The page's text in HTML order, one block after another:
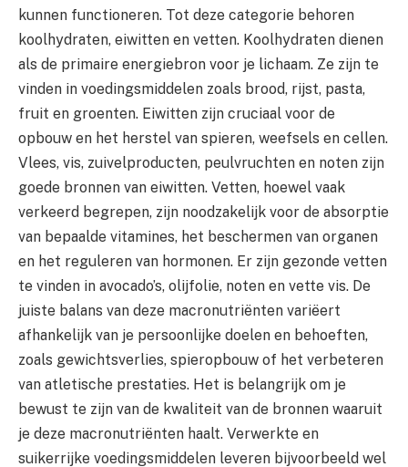
kunnen functioneren. Tot deze categorie behoren
koolhydraten, eiwitten en vetten. Koolhydraten dienen
als de primaire energiebron voor je lichaam. Ze zijn te
vinden in voedingsmiddelen zoals brood, rijst, pasta,
fruit en groenten. Eiwitten zijn cruciaal voor de
opbouw en het herstel van spieren, weefsels en cellen.
Vlees, vis, zuivelproducten, peulvruchten en noten zijn
goede bronnen van eiwitten. Vetten, hoewel vaak
verkeerd begrepen, zijn noodzakelijk voor de absorptie
van bepaalde vitamines, het beschermen van organen
en het reguleren van hormonen. Er zijn gezonde vetten
te vinden in avocado’s, olijfolie, noten en vette vis. De
juiste balans van deze macronutriënten variëert
afhankelijk van je persoonlijke doelen en behoeften,
zoals gewichtsverlies, spieropbouw of het verbeteren
van atletische prestaties. Het is belangrijk om je
bewust te zijn van de kwaliteit van de bronnen waaruit
je deze macronutriënten haalt. Verwerkte en
suikerrijke voedingsmiddelen leveren bijvoorbeeld wel